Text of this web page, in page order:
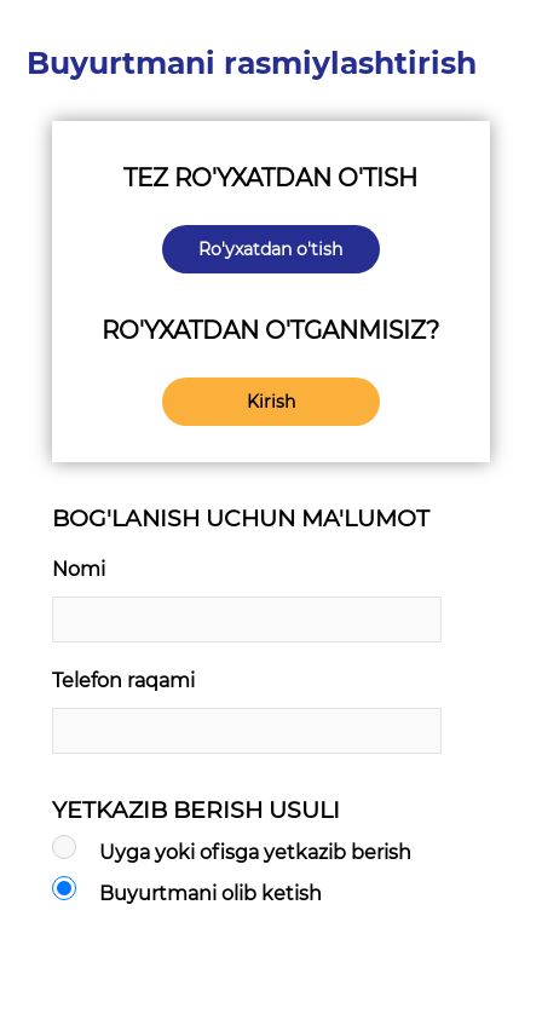
Buyurtmani rasmiylashtirish
TEZ RO'YXATDAN O'TISH
Ro'yxatdan o'tish
RO'YXATDAN O'TGANMISIZ?
Kirish
BOG'LANISH UCHUN MA'LUMOT
Nomi
Telefon raqami
YETKAZIB BERISH USULI
Uyga yoki ofisga yetkazib berish
Buyurtmani olib ketish